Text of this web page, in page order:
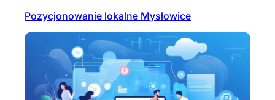
Pozycjonowanie lokalne Mysłowice